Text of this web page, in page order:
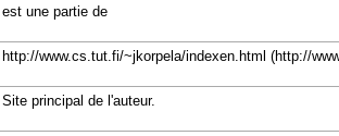
est une partie de
http://www.cs.tut.fi/~jkorpela/indexen.html
Site principal de l'auteur.